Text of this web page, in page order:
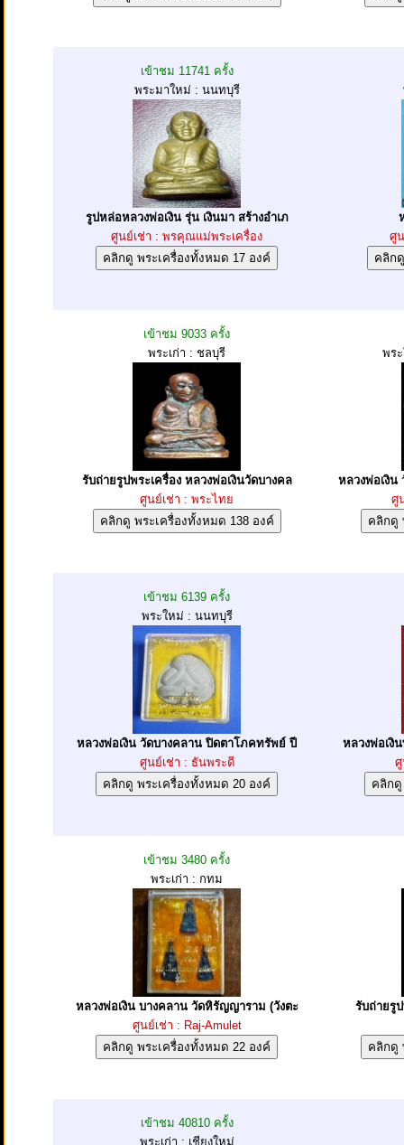
เข้าชม 11741 ครั้ง
พระมาใหม่ : นนทบุรี
รูปหล่อหลวงพ่อเงิน รุ่น เงินมา สร้างอำเภ
ศูนย์เช่า : พรคุณแม่พระเครื่อง
ศู
เข้าชม 9033 ครั้ง
พระเก่า : ชลบุรี
รับถ่ายรูปพระเครื่อง หลวงพ่อเงินวัดบางคล
ศูนย์เช่า : พระไทย
พร
หลวงพ่อเงิ
ศู
เข้าชม 6139 ครั้ง
พระใหม่ : นนทบุรี
หลวงพ่อเงิน วัดบางคลาน ปิดตาโภคทรัพย์ ปี
ศูนย์เช่า : ธันพระดี
หลวงพ่อเงิ
ศู
เข้าชม 3480 ครั้ง
พระเก่า : กทม
หลวงพ่อเงิน บางคลาน วัดหิรัญญาราม (วังตะ
ศูนย์เช่า : Raj-Amulet
รับถ่ายรู
เข้าชม 40810 ครั้ง
พระเก่า : เชียงใหม่